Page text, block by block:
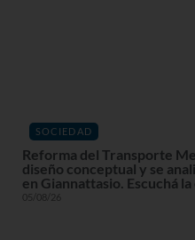
SOCIEDAD
Reforma del Transporte
diseño conceptual y se
en Giannattasio. Escuchá
05/08/26